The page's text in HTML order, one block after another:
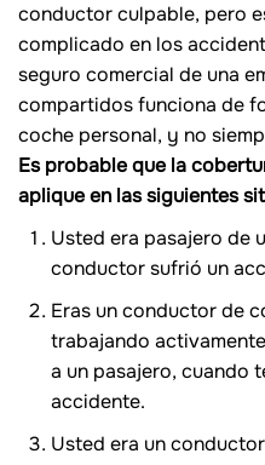
conductor culpable, pero
complicado en los
seguro comercial de una
compartidos funciona de
coche personal, y no
Es probable que la
aplique en las siguientes
Usted era pasajero de
conductor sufrió un
Eras un conductor de
trabajando
a un pasajero, cuando
accidente.
Usted era un